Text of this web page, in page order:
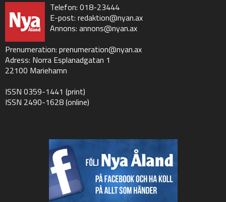
Telefon: 018-23444
E-post: redaktion@nyan.ax
Annons: annons@nyan.ax
Prenumeration: prenumeration@nyan.ax
Adress: Norra Esplanadgatan 1
22100 Mariehamn
ISSN 0359-1441 (print)
ISSN 2490-1628 (online)